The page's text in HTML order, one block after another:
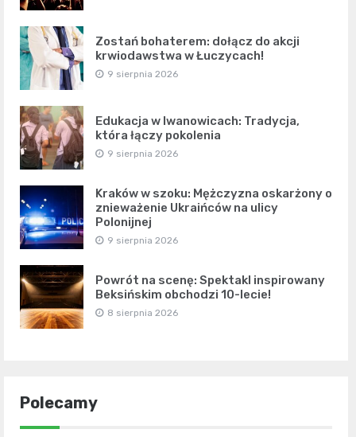
Zostań bohaterem: dołącz do akcji
krwiodawstwa w Łuczycach!
9 sierpnia 2026
Edukacja w Iwanowicach: Tradycja,
która łączy pokolenia
9 sierpnia 2026
Kraków w szoku: Mężczyzna oskarżony o
znieważenie Ukraińców na ulicy
Polonijnej
9 sierpnia 2026
Powrót na scenę: Spektakl inspirowany
Beksińskim obchodzi 10-lecie!
8 sierpnia 2026
Polecamy